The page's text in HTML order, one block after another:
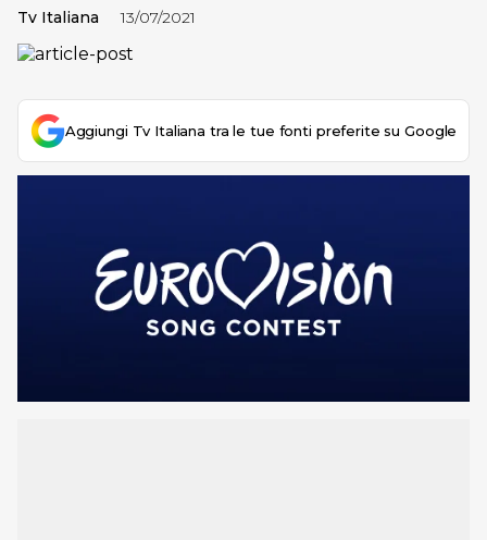
Tv Italiana 13/07/2021
Aggiungi Tv Italiana tra le tue fonti preferite su Google